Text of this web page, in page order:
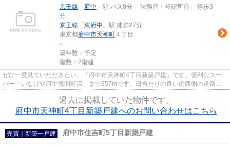
京王線 「 府中 」駅 バス8分 「法務局・登記所前」 停歩3
分
京王線 「 東府中 」駅 徒歩27分
東京都府中市天神町 ４丁目
-
築年数：予定
階数：2階建
ぜひ一度見ていただきたい、「府中市天神町4丁目新築戸建」です。便利なスー
パー「いなげや府中浅間町店」まで357mです。日当たりの良い南西側の道路に
過去に掲載していた物件です。
府中市天神町4丁目新築戸建へのお問い合わせはこちら
売買｜新築一戸建 府中市住吉町5丁目新築戸建